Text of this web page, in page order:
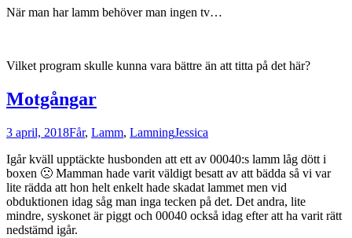
När man har lamm behöver man ingen tv…
Vilket program skulle kunna vara bättre än att titta på det här?
Motgångar
3 april, 2018Får, Lamm, LamningJessica
Igår kväll upptäckte husbonden att ett av 00040:s lamm låg dött i
boxen 🙁 Mamman hade varit väldigt besatt av att bädda så vi var
lite rädda att hon helt enkelt hade skadat lammet men vid
obduktionen idag såg man inga tecken på det. Det andra, lite
mindre, syskonet är piggt och 00040 också idag efter att ha varit rätt
nedstämd igår.